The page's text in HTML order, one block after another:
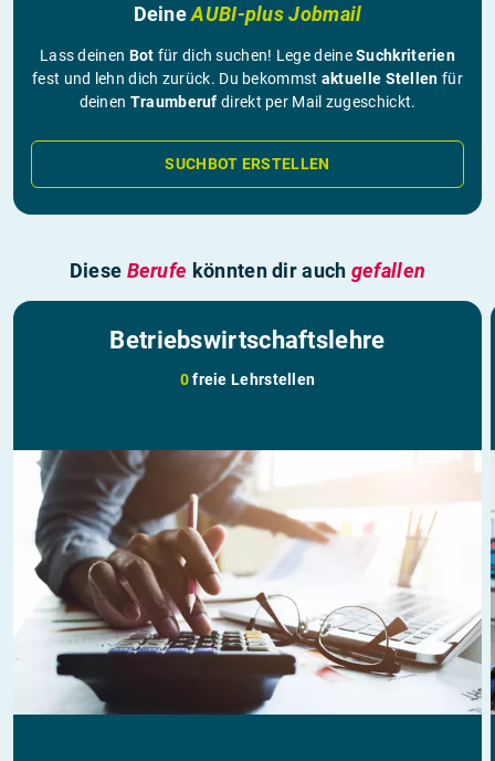
DeineAUBI-plus Jobmail
Lass deinen Bot für dich suchen! Lege deineSuchkriterien
fest und lehn dich zurück. Du bekommst aktuelle Stellen für
deinen Traumberuf direkt per Mail zugeschickt.
SUCHBOT ERSTELLEN
Diese Berufe könnten dir auch gefallen
Betriebswirtschaftslehre
0freie Lehrstellen